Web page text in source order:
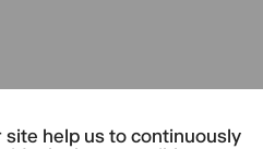
site help us to continuously